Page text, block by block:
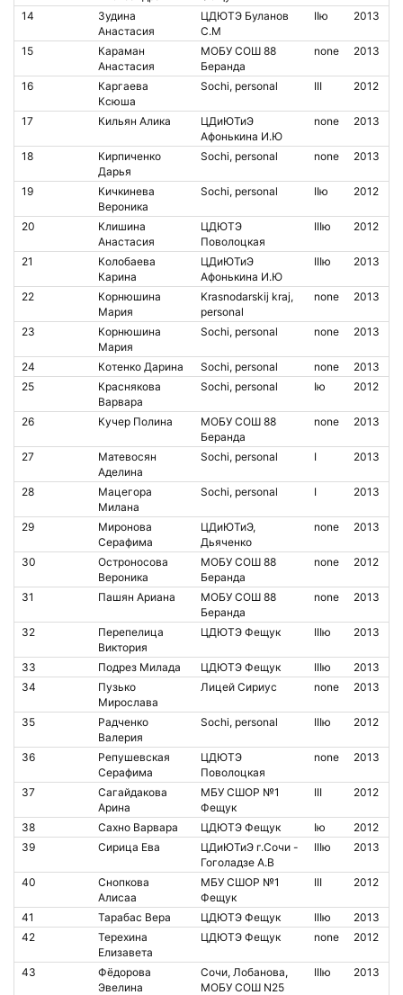
14
Зудина
Анастасия
ЦДЮТЭ Буланов
С.М
IIю 2013
15
Караман
Анастасия
МОБУ СОШ 88
Беранда
none 2013
16
Каргаева
Ксюша
Sochi, personal III 2012
17 Кильян Алика
ЦДиЮТиЭ
Афонькина И.Ю
none 2013
18
Кирпиченко
Дарья
Sochi, personal none 2013
19
Кичкинева
Вероника
Sochi, personal IIю 2012
20
Клишина
Анастасия
ЦДЮТЭ
Поволоцкая
IIIю 2012
21
Колобаева
Карина
ЦДиЮТиЭ
Афонькина И.Ю
IIIю 2013
22
Корнюшина
Мария
Krasnodarskij kraj,
personal
none 2013
23
Корнюшина
Мария
Sochi, personal none 2013
24 Котенко Дарина Sochi, personal none
2013
25
Краснякова
Варвара
Sochi, personal Iю 2012
26 Кучер Полина
МОБУ СОШ 88
Беранда
none 2013
27
Матевосян
Аделина
Sochi, personal I 2013
28
Мацегора
Милана
Sochi, personal I 2013
29
Миронова
Серафима
ЦДиЮТиЭ,
Дьяченко
none 2013
30
Остроносова
Вероника
МОБУ СОШ 88
Беранда
none 2012
31 Пашян Ариана
МОБУ СОШ 88
Беранда
none 2013
32
Перепелица
Виктория
ЦДЮТЭ Фещук IIIю 2013
33 Подрез Милада ЦДЮТЭ Фещук IIIю
2013
34
Пузько
Мирослава
Лицей Сириус none 2013
35
Радченко
Валерия
Sochi, personal IIIю 2012
36
Репушевская
Серафима
ЦДЮТЭ
Поволоцкая
none 2013
37
Сагайдакова
Арина
МБУ СШОР №1
Фещук
III 2012
38 Сахно Варвара ЦДЮТЭ Фещук Iю
2012
39
Сирица Ева
ЦДиЮТиЭ г.Сочи -
Гоголадзе А.В
IIIю 2013
40
Снопкова
Алисаа
МБУ СШОР №1
Фещук
III 2012
41 Тарабас Вера ЦДЮТЭ Фещук IIIю
2013
42
Терехина
Елизавета
ЦДЮТЭ Фещук none 2012
43
Фёдорова
Эвелина
Сочи, Лобанова,
МОБУ СОШ N25
IIIю 2013